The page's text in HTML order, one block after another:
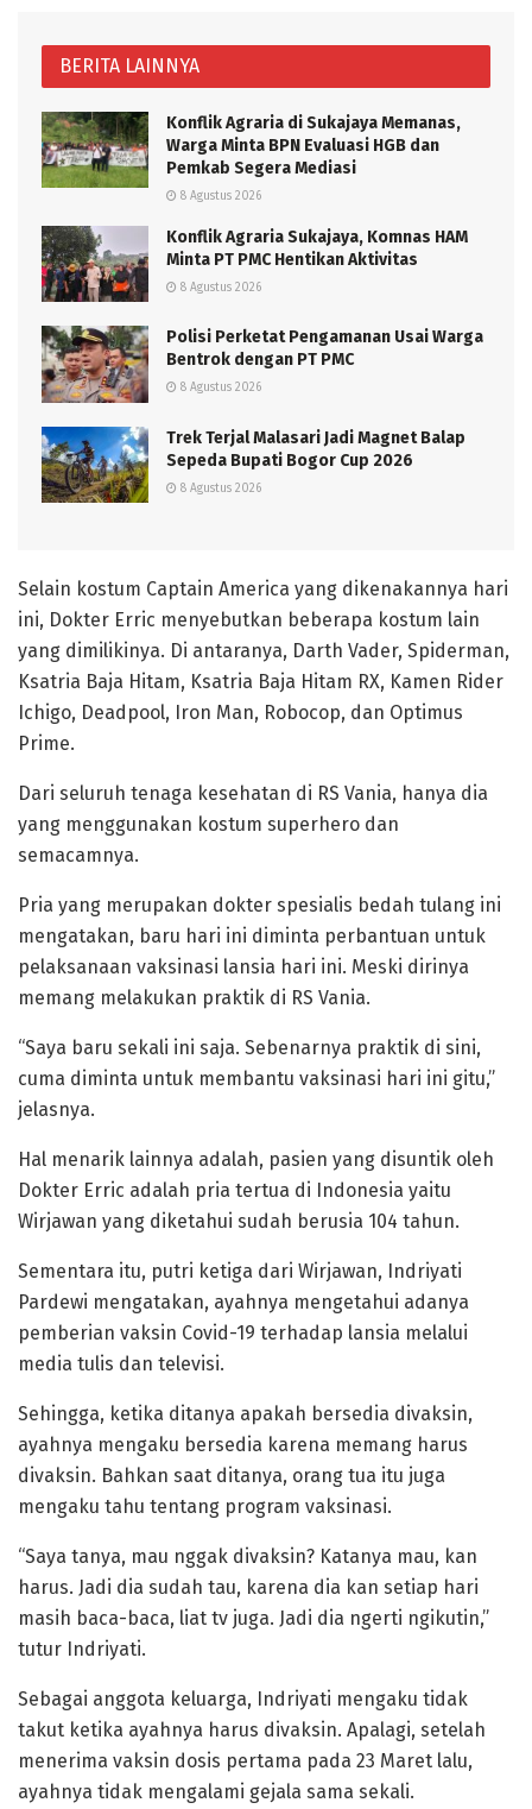
BERITA LAINNYA
Konflik Agraria di Sukajaya Memanas,
Warga Minta BPN Evaluasi HGB dan
Pemkab Segera Mediasi
8 Agustus 2026
Konflik Agraria Sukajaya, Komnas HAM
Minta PT PMC Hentikan Aktivitas
8 Agustus 2026
Polisi Perketat Pengamanan Usai Warga
Bentrok dengan PT PMC
8 Agustus 2026
Trek Terjal Malasari Jadi Magnet Balap
Sepeda Bupati Bogor Cup 2026
8 Agustus 2026
Selain kostum Captain America yang dikenakannya hari
ini, Dokter Erric menyebutkan beberapa kostum lain
yang dimilikinya. Di antaranya, Darth Vader, Spiderman,
Ksatria Baja Hitam, Ksatria Baja Hitam RX, Kamen Rider
Ichigo, Deadpool, Iron Man, Robocop, dan Optimus
Prime.
Dari seluruh tenaga kesehatan di RS Vania, hanya dia
yang menggunakan kostum superhero dan
semacamnya.
Pria yang merupakan dokter spesialis bedah tulang ini
mengatakan, baru hari ini diminta perbantuan untuk
pelaksanaan vaksinasi lansia hari ini. Meski dirinya
memang melakukan praktik di RS Vania.
“Saya baru sekali ini saja. Sebenarnya praktik di sini,
cuma diminta untuk membantu vaksinasi hari ini gitu,”
jelasnya.
Hal menarik lainnya adalah, pasien yang disuntik oleh
Dokter Erric adalah pria tertua di Indonesia yaitu
Wirjawan yang diketahui sudah berusia 104 tahun.
Sementara itu, putri ketiga dari Wirjawan, Indriyati
Pardewi mengatakan, ayahnya mengetahui adanya
pemberian vaksin Covid-19 terhadap lansia melalui
media tulis dan televisi.
Sehingga, ketika ditanya apakah bersedia divaksin,
ayahnya mengaku bersedia karena memang harus
divaksin. Bahkan saat ditanya, orang tua itu juga
mengaku tahu tentang program vaksinasi.
“Saya tanya, mau nggak divaksin? Katanya mau, kan
harus. Jadi dia sudah tau, karena dia kan setiap hari
masih baca-baca, liat tv juga. Jadi dia ngerti ngikutin,”
tutur Indriyati.
Sebagai anggota keluarga, Indriyati mengaku tidak
takut ketika ayahnya harus divaksin. Apalagi, setelah
menerima vaksin dosis pertama pada 23 Maret lalu,
ayahnya tidak mengalami gejala sama sekali.